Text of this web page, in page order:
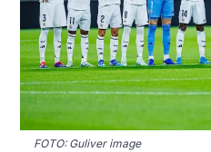
FOTO: Guliver image